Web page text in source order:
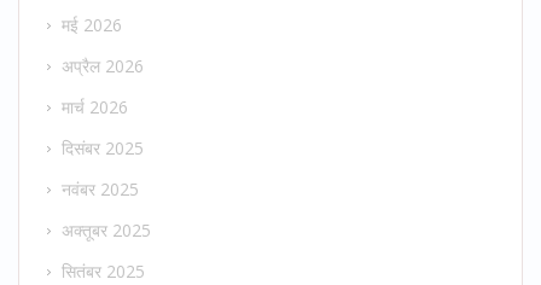
मई 2026
अप्रैल 2026
मार्च 2026
दिसंबर 2025
नवंबर 2025
अक्तूबर 2025
सितंबर 2025